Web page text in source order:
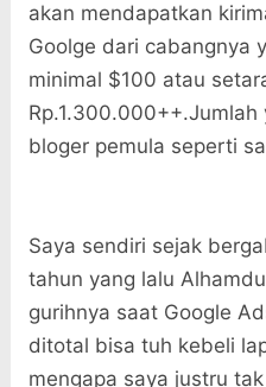
akan mendapatkan
Goolge dari cabangnya
minimal $100 atau
bloger pemula seperti
Saya sendiri sejak
tahun yang lalu
gurihnya saat Google
ditotal bisa tuh kebeli
mengapa saya justru